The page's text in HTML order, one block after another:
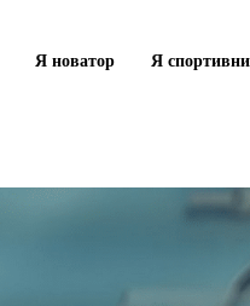
Я новатор Я